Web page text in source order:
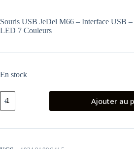
Souris USB JeDel M66 – Interface USB –
LED 7 Couleurs
En stock
quantité
de
SOURIS
M66
Ajouter au